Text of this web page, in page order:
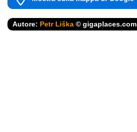
Autore: Petr Liška © gigaplaces.com